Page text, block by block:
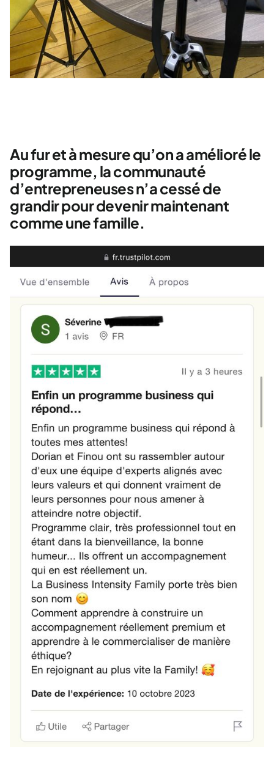
Au fur et à mesure qu’on a amélioré le
programme, la communauté
d’entrepreneuses n’a cessé de
grandir pour devenir maintenant
comme une famille.